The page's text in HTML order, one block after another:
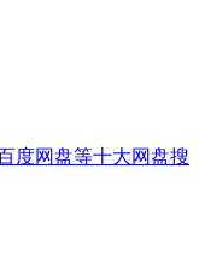
度网盘等十大网盘搜